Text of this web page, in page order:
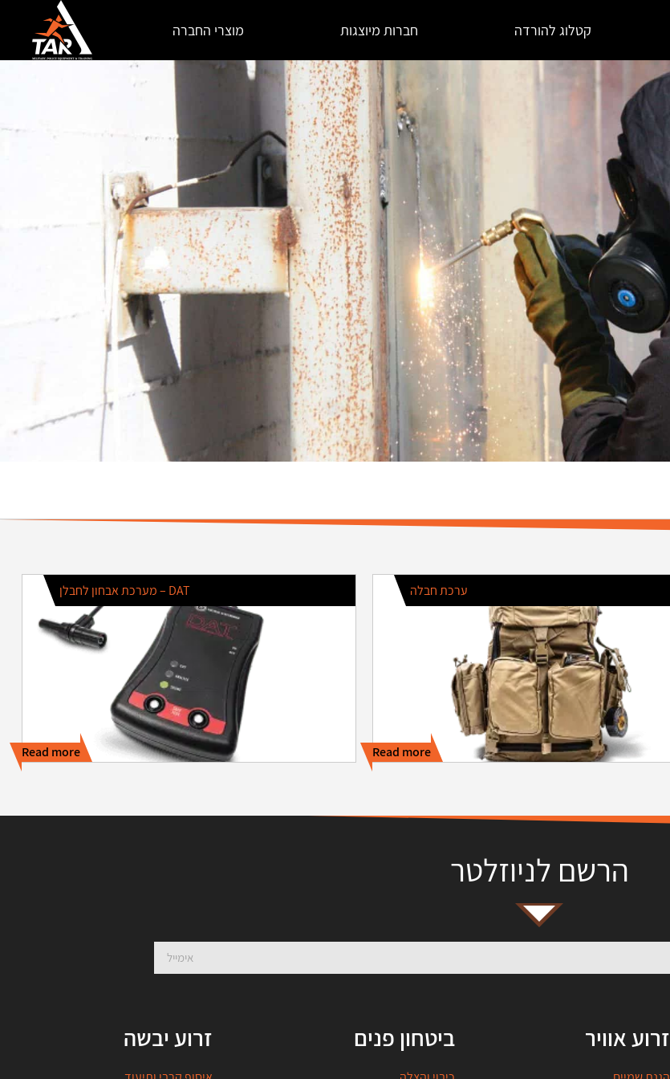
מוצרי החברה חברות מיוצגות קטלוג להורדה
מערכת אבחון לחבלן – DAT
Read more
ערכת חבלה
Read more
הרשם לניוזלטר
זרוע יבשה ביטחון פנים זרוע אוויר